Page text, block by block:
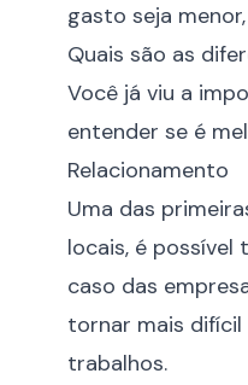
gasto seja
Quais são as
Você já viu a
entender se é
Relacionamento
Uma das
locais, é
caso das
tornar mais
trabalhos.